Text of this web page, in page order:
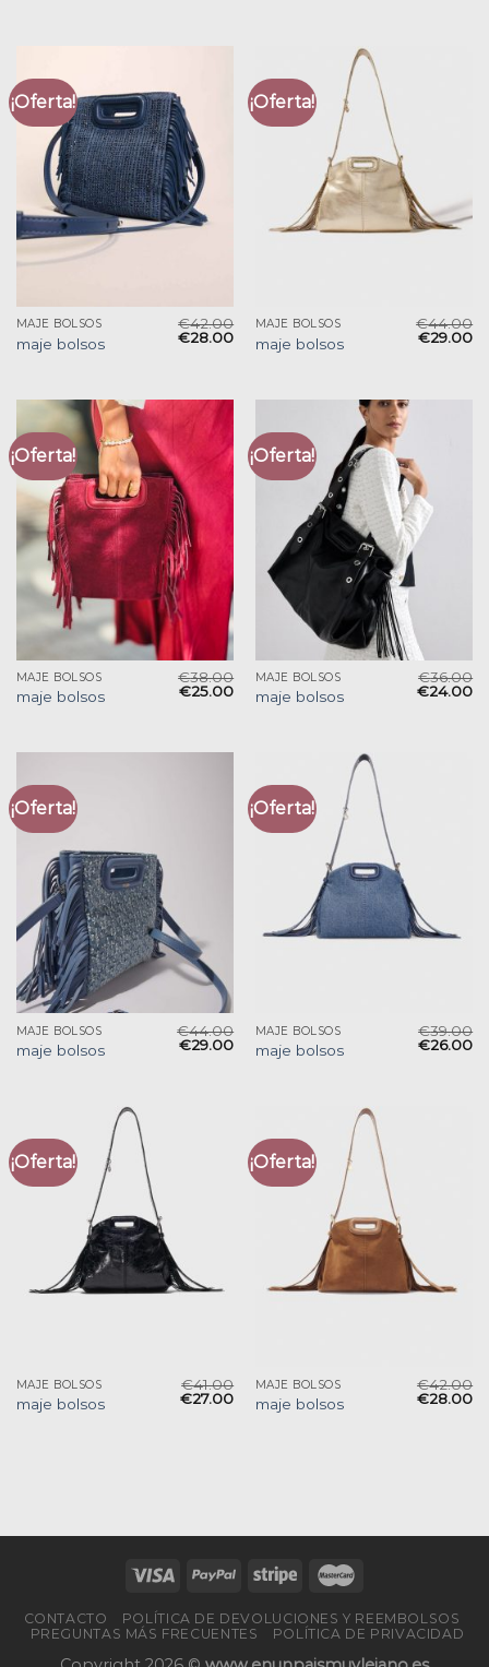
¡Oferta!
MAJE BOLSOS
maje bolsos
€42.00
€28.00
¡Oferta!
MAJE BOLSOS
maje bolsos
€44.00
€29.00
¡Oferta!
MAJE BOLSOS
maje bolsos
€38.00
€25.00
¡Oferta!
MAJE BOLSOS
maje bolsos
€36.00
€24.00
¡Oferta!
MAJE BOLSOS
maje bolsos
€44.00
€29.00
¡Oferta!
MAJE BOLSOS
maje bolsos
€39.00
€26.00
¡Oferta!
MAJE BOLSOS
maje bolsos
€41.00
€27.00
¡Oferta!
MAJE BOLSOS
maje bolsos
€42.00
€28.00
CONTACTO
POLÍTICA DE DEVOLUCIONES Y REEMBOLSOS
PREGUNTAS MÁS FRECUENTES
POLÍTICA DE PRIVACIDAD